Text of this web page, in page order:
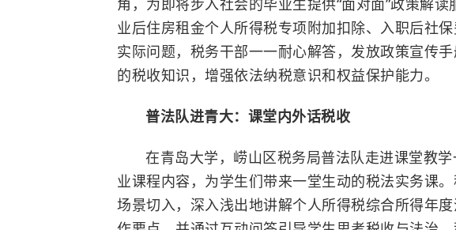
角，为即将步入社会的毕业生提供“面对面”政策解
业后住房租金个人所得税专项附加扣除、入职后社
实际问题，税务干部一一耐心解答，发放政策宣传
的税收知识，增强依法纳税意识和权益保护能力。
普法队进青大：课堂内外话税收
在青岛大学 ，崂山区税务局普法队走进课堂教
业课程内容，为学生们带来一堂生动的税法实务课
场景切入，深入浅出地讲解个人所得税综合所得年